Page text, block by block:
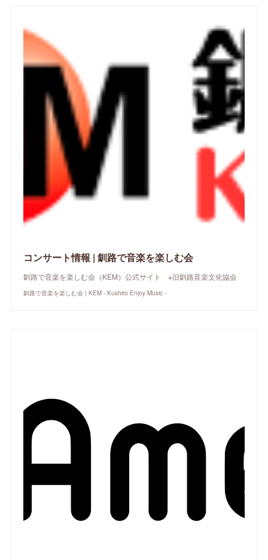
コンサート情報 | 釧路で音楽を楽しむ会
釧路で音楽を楽しむ会（KEM）公式サイト ※旧釧路音楽文化協会
釧路で音楽を楽しむ会 | KEM - Kushiro Enjoy Music -